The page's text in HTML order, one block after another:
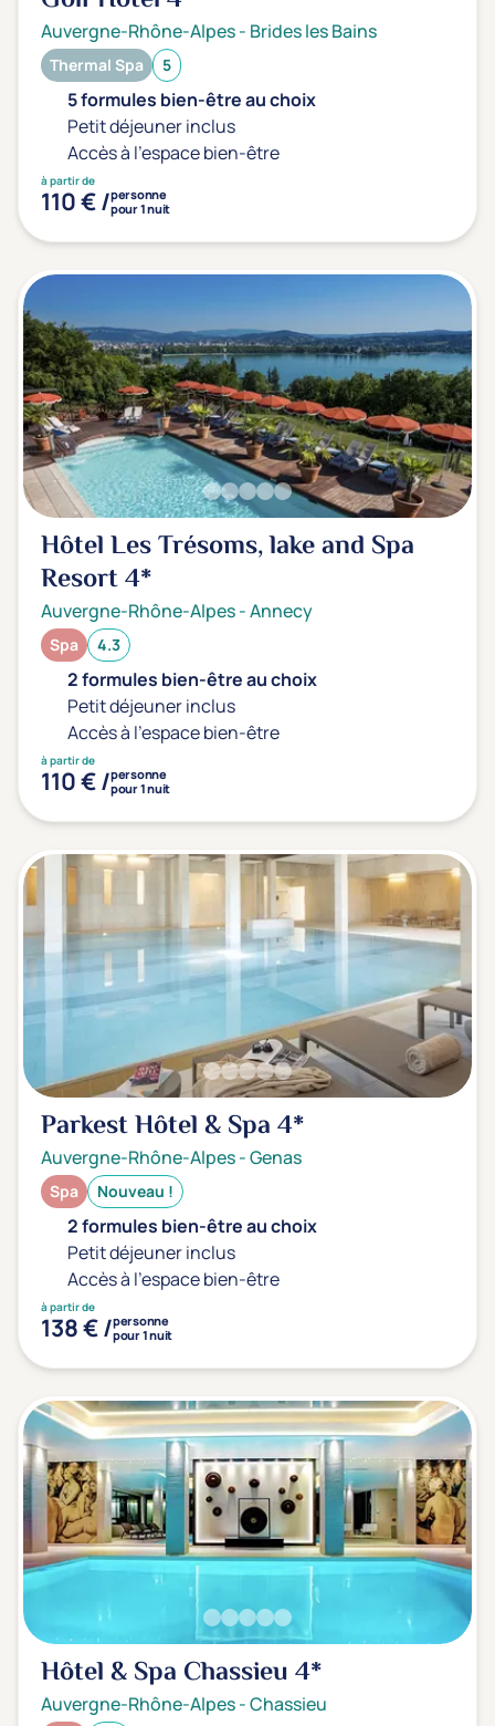
Auvergne-Rhône-Alpes- Brides les Bains
Thermal Spa 5
5 formules bien-être au choix
Petit déjeuner inclus
Accès à l'espace bien-être
à partir de
110 € /personne
pour 1 nuit
Hôtel Les Trésoms, lake and Spa
Resort4*
Auvergne-Rhône-Alpes-Annecy
Spa 4.3
2 formules bien-être au choix
Petit déjeuner inclus
Accès à l'espace bien-être
à partir de
110 € /personne
pour 1 nuit
Parkest Hôtel & Spa4*
Auvergne-Rhône-Alpes-Genas
Spa Nouveau !
2 formules bien-être au choix
Petit déjeuner inclus
Accès à l'espace bien-être
à partir de
138 € /personne
pour 1 nuit
Hôtel & Spa Chassieu4*
Auvergne-Rhône-Alpes-Chassieu